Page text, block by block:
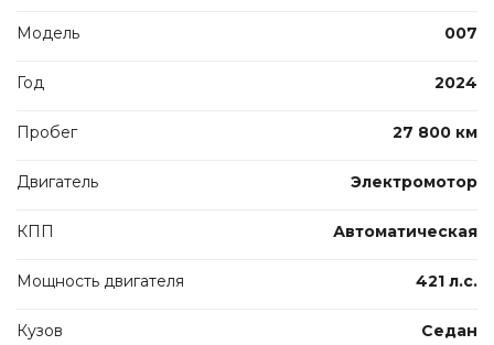
Модель 007
Год 2024
Пробег 27 800 км
Двигатель Электромотор
КПП Автоматическая
Мощность двигателя 421 л.с.
Кузов Седан